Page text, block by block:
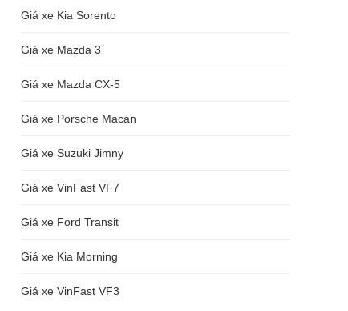
Giá xe Kia Sorento
Giá xe Mazda 3
Giá xe Mazda CX-5
Giá xe Porsche Macan
Giá xe Suzuki Jimny
Giá xe VinFast VF7
Giá xe Ford Transit
Giá xe Kia Morning
Giá xe VinFast VF3